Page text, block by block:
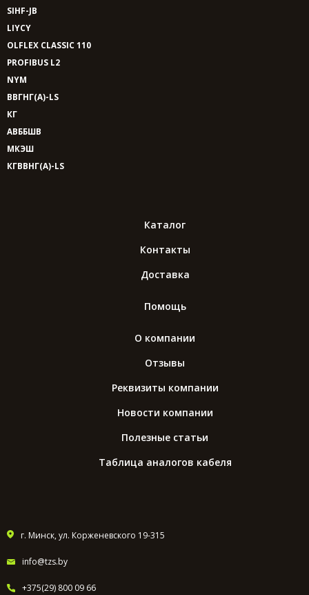
SIHF-JB
LIYCY
OLFLEX CLASSIC 110
PROFIBUS L2
NYM
ВВГНГ(A)-LS
КГ
АВББШВ
МКЭШ
КГВВНГ(A)-LS
Каталог
Контакты
Доставка
Помощь
О компании
Отзывы
Реквизиты компании
Новости компании
Полезные статьи
Таблица аналогов кабеля
г. Минск, ул. Корженевского 19-315
info@tzs.by
+375(29) 800 09 66